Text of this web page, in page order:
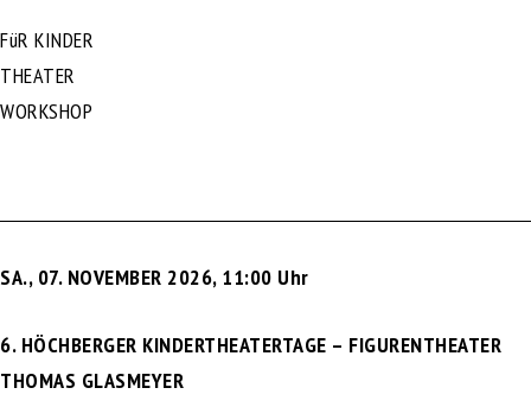
FüR KINDER
THEATER
WORKSHOP
SA., 07. NOVEMBER 2026, 11:00 Uhr
6. HÖCHBERGER KINDERTHEATERTAGE – FIGURENTHEATER
THOMAS GLASMEYER